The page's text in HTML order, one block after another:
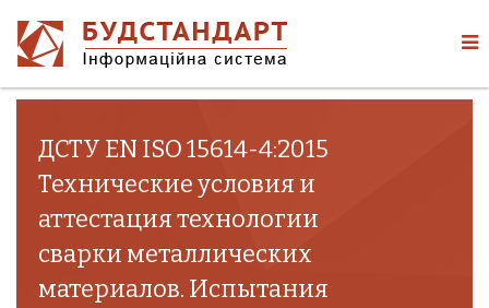
ДСТУ EN ISO 15614-4:2015
Технические условия и
аттестация технологии
сварки металлических
материалов. Испытания